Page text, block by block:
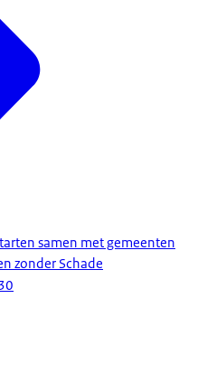
samen met gemeenten
zonder Schade